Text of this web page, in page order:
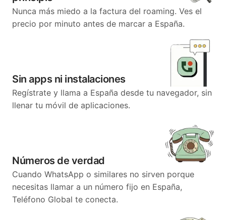
Nunca más miedo a la factura del roaming. Ves el
precio por minuto antes de marcar a España.
Sin apps ni instalaciones
Regístrate y llama a España desde tu navegador, sin
llenar tu móvil de aplicaciones.
Números de verdad
Cuando WhatsApp o similares no sirven porque
necesitas llamar a un número fijo en España,
Teléfono Global te conecta.